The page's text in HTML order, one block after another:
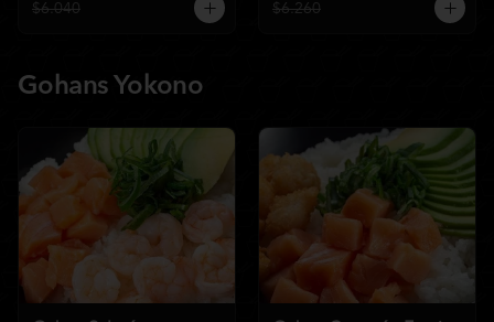
$6.040
$6.260
Gohans Yokono